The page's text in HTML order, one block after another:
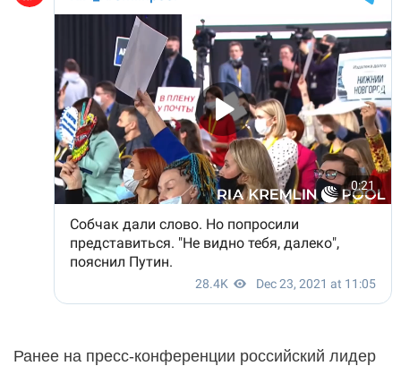
Ранее на пресс-конференции российский лидер